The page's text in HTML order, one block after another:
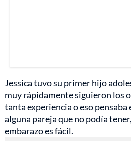
Jessica tuvo su primer hijo
muy rápidamente siguieron los
tanta experiencia o eso
alguna pareja que no podía
embarazo es fácil.